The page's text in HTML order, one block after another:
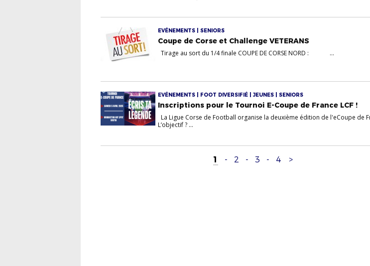
EVÉNEMENTS | SENIORS
Coupe de Corse et Challenge VETERANS
Tirage au sort du 1/4 finale COUPE DE CORSE NORD : ...
EVÉNEMENTS | FOOT DIVERSIFIÉ | JEUNES | SENIORS
Inscriptions pour le Tournoi E-Coupe de France LCF !
La Ligue Corse de Football organise la deuxième édition de l'eCoupe de
L’objectif ? ...
1 - 2 - 3 - 4 >